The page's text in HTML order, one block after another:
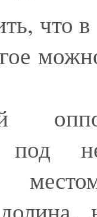
что
под